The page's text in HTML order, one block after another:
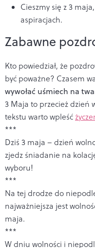
Cieszmy się z 3
aspiracjach.
Zabawne
Kto powiedział, że
być poważne? Czasem
wywołać uśmiech na
3 Maja to przecież dzień
tekstu warto wpleść
***
Dziś 3 maja – dzień
zjedz śniadanie na
wyboru!
***
Na tej drodze do
najważniejsza jest
maja.
***
W dniu wolności i